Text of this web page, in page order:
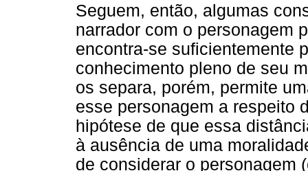
Seguem, então, algumas
narrador com o personagem
encontra-se suficientemente
conhecimento pleno de seu
os separa, porém, permite
esse personagem a respeito
hipótese de que essa
à ausência de uma
de considerar o personagem